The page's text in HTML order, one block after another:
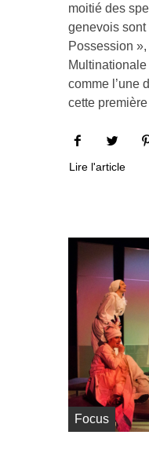
moitié des
genevois sont
Possession
comme l’une
cette
Lire l'article
Focus